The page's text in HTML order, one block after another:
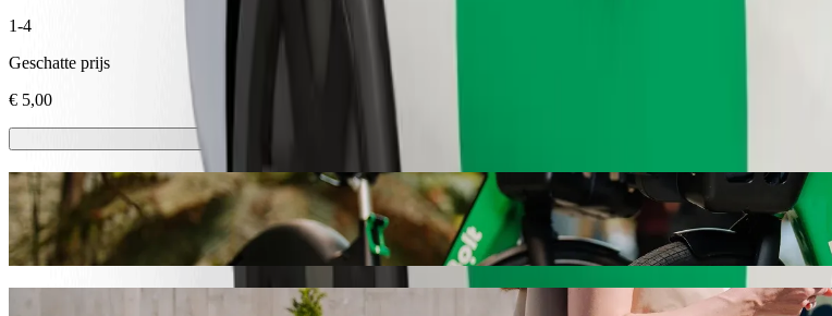
1-4
Geschatte prijs
€ 5,00
E-steps of E-bikes
Reis rond in Ventspils met E-steps of E-bikes
Download de Bolt app
Reis van Landora naar Reņķa dārzs met Bolt ritservice